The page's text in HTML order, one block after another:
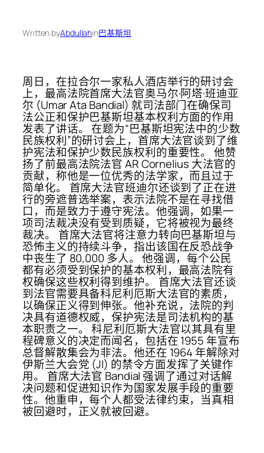
Written byAbdullahin巴基斯坦
周日，在拉合尔一家私人酒店举行的研讨会
上，最高法院首席大法官奥马尔·阿塔·班迪亚
尔 (Umar Ata Bandial) 就司法部门在确保司
法公正和保护巴基斯坦基本权利方面的作用
发表了讲话。 在题为“巴基斯坦宪法中的少数
民族权利”的研讨会上，首席大法官谈到了维
护宪法和保护少数民族权利的重要性。 他赞
扬了前最高法院法官 AR Cornelius 大法官的
贡献，称他是一位优秀的法学家，而且过于
简单化。 首席大法官班迪尔还谈到了正在进
行的旁遮普选举案，表示法院不是在寻找借
口，而是致力于遵守宪法。他强调，如果一
项司法裁决没有受到质疑，它将被视为最终
裁决。 首席大法官将注意力转向巴基斯坦与
恐怖主义的持续斗争，指出该国在反恐战争
中丧生了 80,000 多人。 他强调，每个公民
都有必须受到保护的基本权利，最高法院有
权确保这些权利得到维护。 首席大法官还谈
到法官需要具备科尼利厄斯大法官的素质，
以确保正义得到伸张。他补充说，法院的判
决具有道德权威，保护宪法是司法机构的基
本职责之一。 科尼利厄斯大法官以其具有里
程碑意义的决定而闻名，包括在 1955 年宣布
总督解散集会为非法。他还在 1964 年解除对
伊斯兰大会党 (JI) 的禁令方面发挥了关键作
用。 首席大法官 Bandial 强调了通过对话解
决问题和促进知识作为国家发展手段的重要
性。他重申，每个人都受法律约束，当真相
被回避时，正义就被回避。